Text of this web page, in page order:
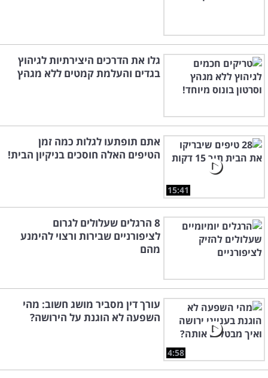
גלו את הדרכים היצירתיות לגיהוץ
בגדים והעלמת קמטים ללא מגהץ
15:41
אתם תופתעו לגלות כמה זמן
הטיפים האלה חוסכים בניקיון הבית!
8 הרגלים שעלולים לגרום
לציפורניים שבירות ורצוי להימנע
מהם
4:58
עורך דין מסביר מושג חשוב: מהי
השפעה לא הוגנת על הירושה?